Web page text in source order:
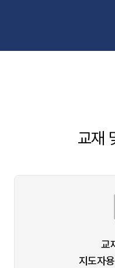
교재
교
지도자